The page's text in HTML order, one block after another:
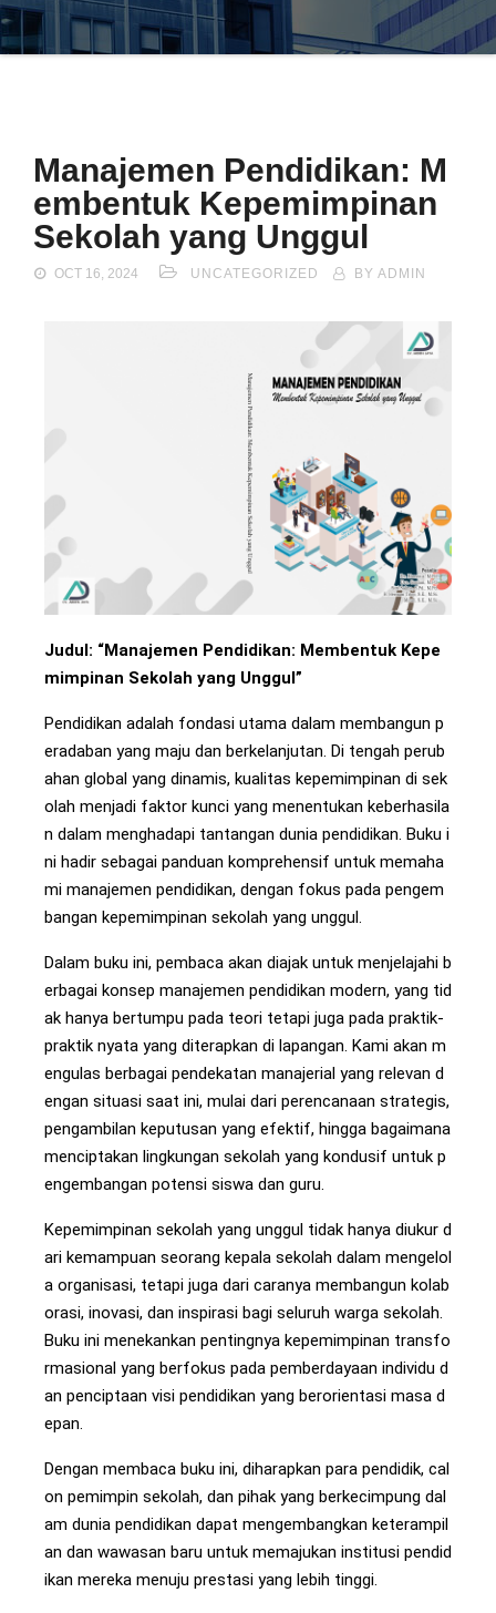
Manajemen Pendidikan: M
embentuk Kepemimpinan
Sekolah yang Unggul
OCT 16, 2024 UNCATEGORIZED BY ADMIN
Judul: “Manajemen Pendidikan: Membentuk Kepe
mimpinan Sekolah yang Unggul”
Pendidikan adalah fondasi utama dalam membangun p
eradaban yang maju dan berkelanjutan. Di tengah perub
ahan global yang dinamis, kualitas kepemimpinan di sek
olah menjadi faktor kunci yang menentukan keberhasila
n dalam menghadapi tantangan dunia pendidikan. Buku i
ni hadir sebagai panduan komprehensif untuk memaha
mi manajemen pendidikan, dengan fokus pada pengem
bangan kepemimpinan sekolah yang unggul.
Dalam buku ini, pembaca akan diajak untuk menjelajahi b
erbagai konsep manajemen pendidikan modern, yang tid
ak hanya bertumpu pada teori tetapi juga pada praktik-
praktik nyata yang diterapkan di lapangan. Kami akan m
engulas berbagai pendekatan manajerial yang relevan d
engan situasi saat ini, mulai dari perencanaan strategis,
pengambilan keputusan yang efektif, hingga bagaimana
menciptakan lingkungan sekolah yang kondusif untuk p
engembangan potensi siswa dan guru.
Kepemimpinan sekolah yang unggul tidak hanya diukur d
ari kemampuan seorang kepala sekolah dalam mengelol
a organisasi, tetapi juga dari caranya membangun kolab
orasi, inovasi, dan inspirasi bagi seluruh warga sekolah.
Buku ini menekankan pentingnya kepemimpinan transfo
rmasional yang berfokus pada pemberdayaan individu d
an penciptaan visi pendidikan yang berorientasi masa d
epan.
Dengan membaca buku ini, diharapkan para pendidik, cal
on pemimpin sekolah, dan pihak yang berkecimpung dal
am dunia pendidikan dapat mengembangkan keterampil
an dan wawasan baru untuk memajukan institusi pendid
ikan mereka menuju prestasi yang lebih tinggi.